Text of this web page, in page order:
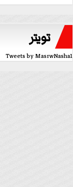
تويتر
Tweets by MasrwNasha1